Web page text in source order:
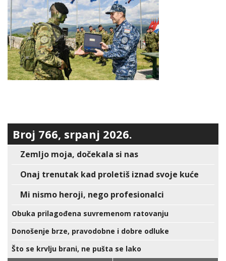
Broj 766, srpanj 2026.
Zemljo moja, dočekala si nas
Onaj trenutak kad proletiš iznad svoje kuće
Mi nismo heroji, nego profesionalci
Obuka prilagođena suvremenom ratovanju
Donošenje brze, pravodobne i dobre odluke
Što se krvlju brani, ne pušta se lako